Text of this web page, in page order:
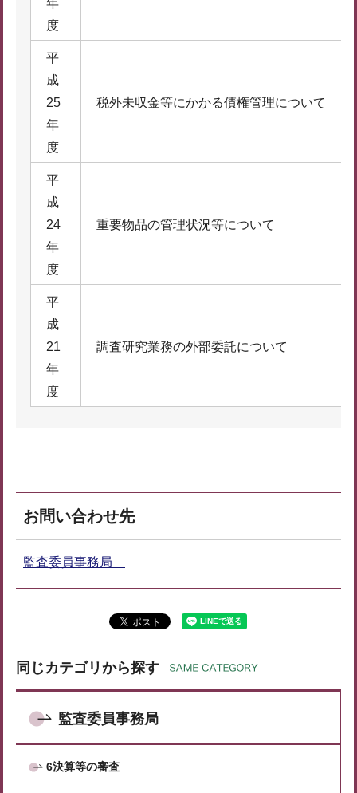
度
平
成
25
年
度
税外未収金等にかかる債権管理について
平
成
24
年
度
重要物品の管理状況等について
平
成
21
年
度
調査研究業務の外部委託について
お問い合わせ先
監査委員事務局
同じカテゴリから探す
監査委員事務局
6決算等の審査